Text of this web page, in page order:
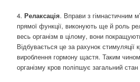
4.Релаксація. Вправи з гімнастичним
прямої функції, виконують ще й роль
весь організм в цілому, вони
Відбувається це за рахунок стимуляції
вироблення гормону щастя. Таким
організму кров поліпшує загальний стан